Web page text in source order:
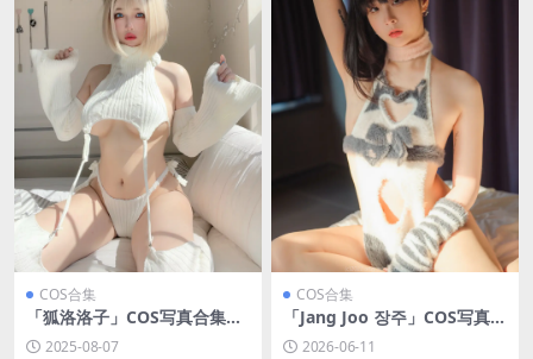
COS合集
「狐洛洛子」COS写真合集
[持续更新]
2025-08-07
COS合集
「Jang Joo 장주」COS写真合
集 [持续更新]
2026-06-11